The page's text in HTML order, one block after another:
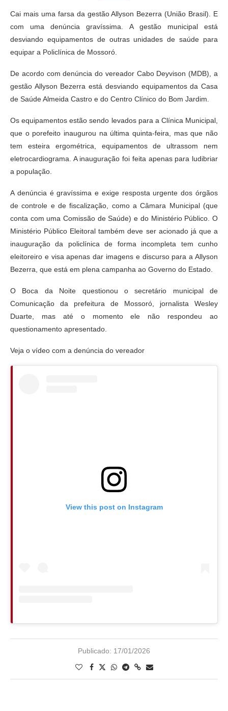
Cai mais uma farsa da gestão Allyson Bezerra (União Brasil). E
com uma denúncia gravíssima. A gestão municipal está
desviando equipamentos de outras unidades de saúde para
equipar a Policlínica de Mossoró.
De acordo com denúncia do vereador Cabo Deyvison (MDB), a
gestão Allyson Bezerra está desviando equipamentos da Casa
de Saúde Almeida Castro e do Centro Clínico do Bom Jardim.
Os equipamentos estão sendo levados para a Clínica Municipal,
que o porefeito inaugurou na última quinta-feira, mas que não
tem esteira ergométrica, equipamentos de ultrassom nem
eletrocardiograma. A inauguração foi feita apenas para ludibriar
a população.
A denúncia é gravíssima e exige resposta urgente dos órgãos
de controle e de fiscalização, como a Câmara Municipal (que
conta com uma Comissão de Saúde) e do Ministério Público. O
Ministério Público Eleitoral também deve ser acionado já que a
inauguração da policlínica de forma incompleta tem cunho
eleitoreiro e visa apenas dar imagens e discurso para a Allyson
Bezerra, que está em plena campanha ao Governo do Estado.
O Boca da Noite questionou o secretário municipal de
Comunicação da prefeitura de Mossoró, jornalista Wesley
Duarte, mas até o momento ele não respondeu ao
questionamento apresentado.
Veja o vídeo com a denúncia do vereador
View this post on Instagram
Publicado: 17/01/2026